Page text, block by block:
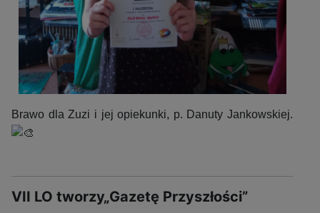
Brawo dla Zuzi i jej opiekunki, p. Danuty Jankowskiej.
VII LO tworzy„Gazetę Przyszłości”